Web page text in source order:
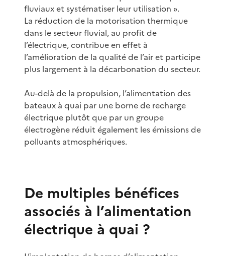
fluviaux et systématiser leur utilisation ».
La réduction de la motorisation thermique
dans le secteur fluvial, au profit de
l’électrique, contribue en effet à
l’amélioration de la qualité de l’air et participe
plus largement à la décarbonation du secteur.
Au-delà de la propulsion, l’alimentation des
bateaux à quai par une borne de recharge
électrique plutôt que par un groupe
électrogène réduit également les émissions de
polluants atmosphériques.
De multiples bénéfices
associés à l’alimentation
électrique à quai ?